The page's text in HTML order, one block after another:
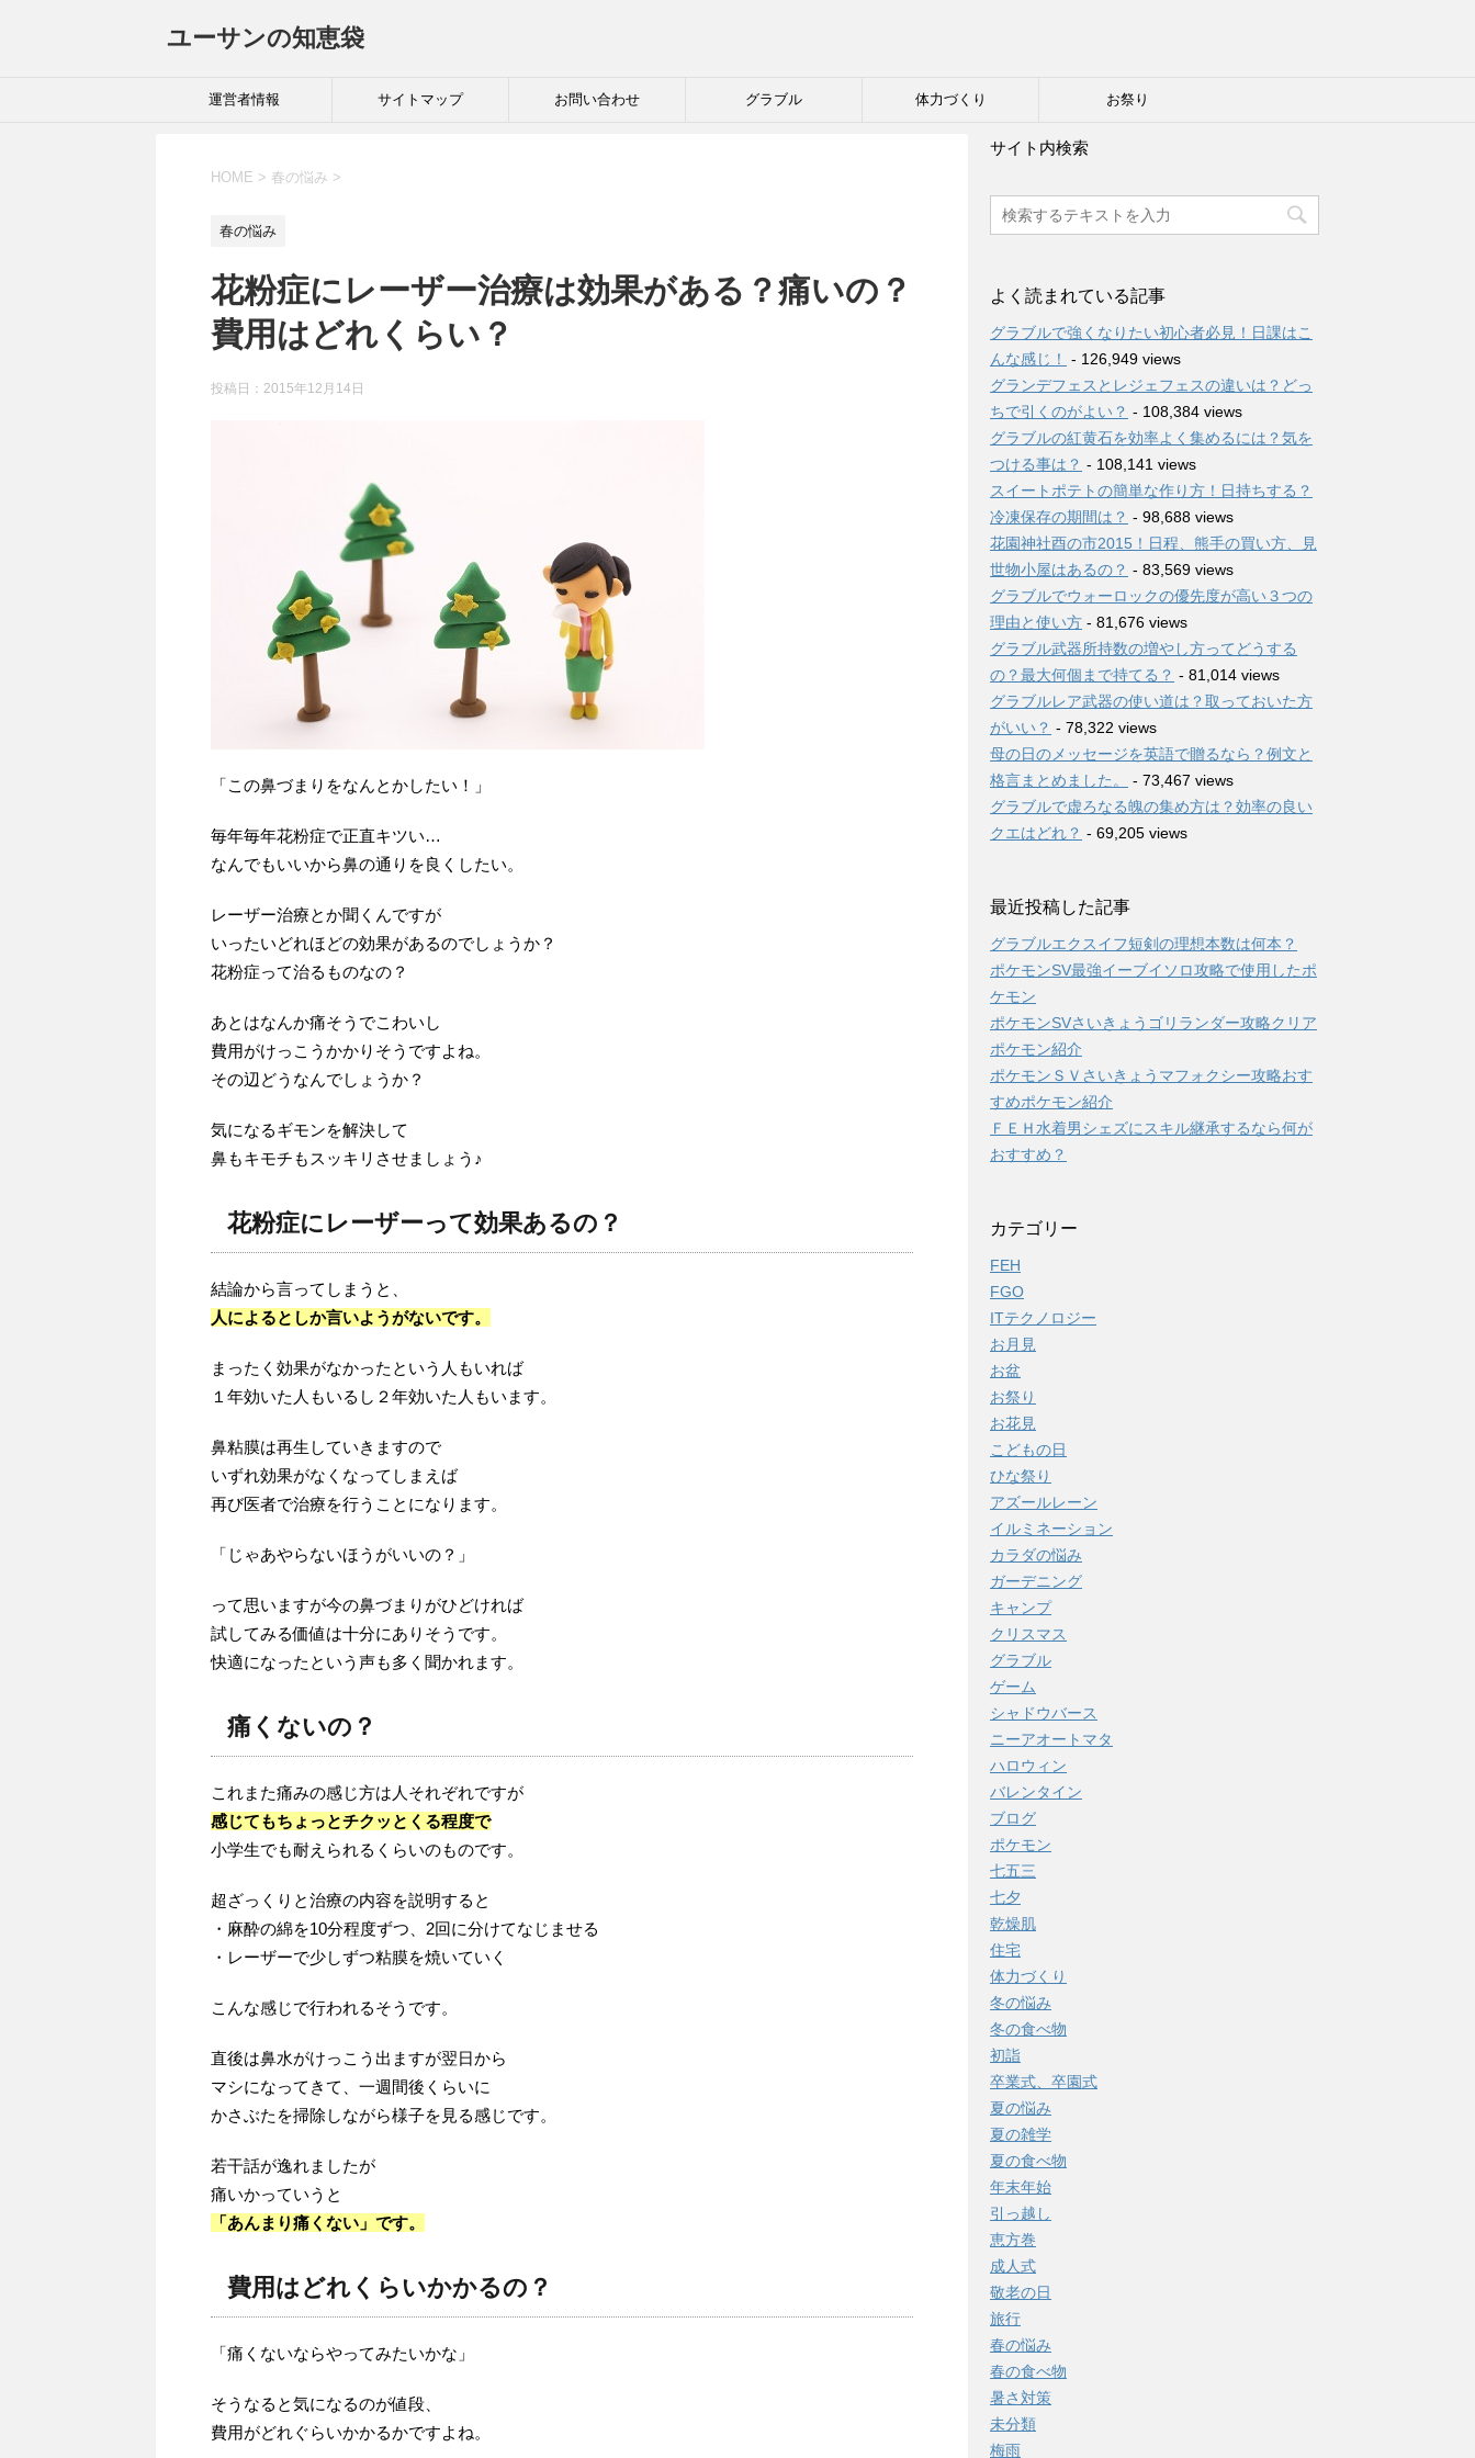
ユーサンの知恵袋
運営者情報 サイトマップ お問い合わせ グラブル 体力づくり お祭り
HOME > 春の悩み >
春の悩み
花粉症にレーザー治療は効果がある？痛いの？
費用はどれくらい？
投稿日： 2015年12月14日
「この鼻づまりをなんとかしたい！」
毎年毎年花粉症で正直キツい…
なんでもいいから鼻の通りを良くしたい。
レーザー治療とか聞くんですが
いったいどれほどの効果があるのでしょうか？
花粉症って治るものなの？
あとはなんか痛そうでこわいし
費用がけっこうかかりそうですよね。
その辺どうなんでしょうか？
気になるギモンを解決して
鼻もキモチもスッキリさせましょう♪
花粉症にレーザーって効果あるの？
結論から言ってしまうと、
人によるとしか言いようがないです。
まったく効果がなかったという人もいれば
１年効いた人もいるし２年効いた人もいます。
鼻粘膜は再生していきますので
いずれ効果がなくなってしまえば
再び医者で治療を行うことになります。
「じゃあやらないほうがいいの？」
って思いますが今の鼻づまりがひどければ
試してみる価値は十分にありそうです。
快適になったという声も多く聞かれます。
痛くないの？
これまた痛みの感じ方は人それぞれですが
感じてもちょっとチクッとくる程度で
小学生でも耐えられるくらいのものです。
超ざっくりと治療の内容を説明すると
・麻酔の綿を10分程度ずつ、2回に分けてなじませる
・レーザーで少しずつ粘膜を焼いていく
こんな感じで行われるそうです。
直後は鼻水がけっこう出ますが翌日から
マシになってきて、一週間後くらいに
かさぶたを掃除しながら様子を見る感じです。
若干話が逸れましたが
痛いかっていうと
「あんまり痛くない」です。
費用はどれくらいかかるの？
「痛くないならやってみたいかな」
そうなると気になるのが値段、
費用がどれぐらいかかるかですよね。
サイト内検索
よく読まれている記事
グラブルで強くなりたい初心者必見！日課はこ
んな感じ！
- 126,949 views
グランデフェスとレジェフェスの違いは？どっ
ちで引くのがよい？ - 108,384 views
グラブルの紅黄石を効率よく集めるには？気を
つける事は？ - 108,141 views
スイートポテトの簡単な作り方！日持ちする？
冷凍保存の期間は？ - 98,688 views
花園神社酉の市2015！日程、熊手の買い方、見
世物小屋はあるの？ - 83,569 views
グラブルでウォーロックの優先度が高い３つの
理由と使い方 - 81,676 views
グラブル武器所持数の増やし方ってどうする
の？最大何個まで持てる？ - 81,014 views
グラブルレア武器の使い道は？取っておいた方
がいい？ - 78,322 views
母の日のメッセージを英語で贈るなら？例文と
格言まとめました。
- 73,467 views
グラブルで虚ろなる魄の集め方は？効率の良い
クエはどれ？ - 69,205 views
最近投稿した記事
グラブルエクスイフ短剣の理想本数は何本？
ポケモンSV最強イーブイソロ攻略で使用したポ
ケモン
ポケモンSVさいきょうゴリランダー攻略クリア
ポケモン紹介
ポケモンＳＶさいきょうマフォクシー攻略おす
すめポケモン紹介
ＦＥＨ水着男シェズにスキル継承するなら何が
おすすめ？
カテゴリー
FEH
FGO
ITテクノロジー
お月見
お盆
お祭り
お花見
こどもの日
ひな祭り
アズールレーン
イルミネーション
カラダの悩み
ガーデニング
キャンプ
クリスマス
グラブル
ゲーム
シャドウバース
ニーアオートマタ
ハロウィン
バレンタイン
ブログ
ポケモン
七五三
七夕
乾燥肌
住宅
体力づくり
冬の悩み
冬の食べ物
初詣
卒業式、卒園式
夏の悩み
夏の雑学
夏の食べ物
年末年始
引っ越し
恵方巻
成人式
敬老の日
旅行
春の悩み
春の食べ物
暑さ対策
未分類
梅雨